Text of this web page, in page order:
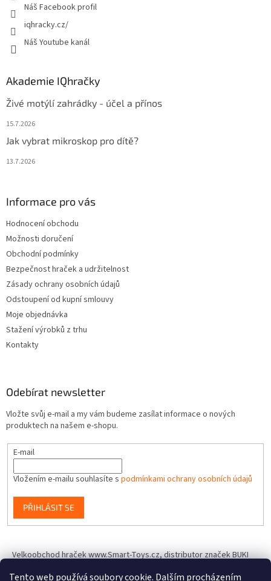
Tento web používá soubory cookie. Dalším procházením
Náš Facebook profil
iqhracky.cz/
Náš Youtube kanál
Akademie IQhračky
Živé motýlí zahrádky - účel a přínos
15.7.2026
Jak vybrat mikroskop pro dítě?
13.7.2026
Informace pro vás
Hodnocení obchodu
Možnosti doručení
Obchodní podmínky
Bezpečnost hraček a udržitelnost
Zásady ochrany osobních údajů
Odstoupení od kupní smlouvy
Moje objednávka
Stažení výrobků z trhu
Kontakty
Odebírat newsletter
Vložte svůj e-mail a my vám budeme zasílat informace o nových
produktech na našem e-shopu.
E-mail
Vložením e-mailu souhlasíte s podmínkami ochrany osobních údajů
PŘIHLÁSIT SE
Velkoobchod hraček www.Smart-Toys.cz, distributor značek BUKI